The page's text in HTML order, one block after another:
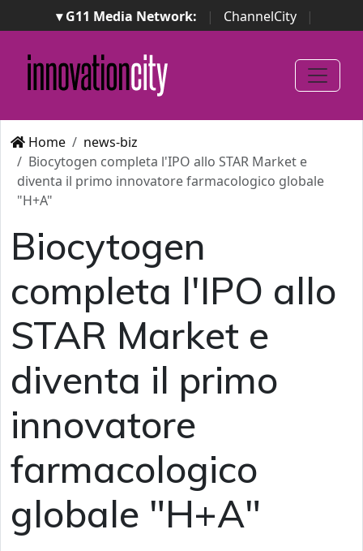
▾ G11 Media Network: | ChannelCity
|
ImpresaCity | SecurityOpenLab | Italian Channel
Awards
Italian Project Awards
Italian Security
Awards
Home
news-biz
Biocytogen completa l'IPO allo STAR Market e
diventa il primo innovatore farmacologico globale
"H+A"
Biocytogen
completa l'IPO allo
STAR Market e
diventa il primo
innovatore
farmacologico
globale "H+A"